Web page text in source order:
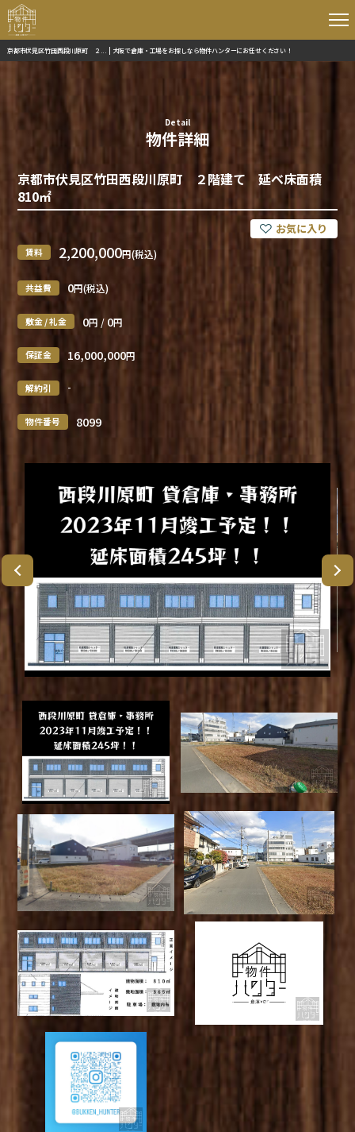
京都市伏見区竹田西段川原町 ２... | 大阪で倉庫・工場をお探しなら物件ハンターにお任せください！
Detail
物件詳細
京都市伏見区竹田西段川原町 ２階建て 延べ床面積
810㎡
賃料 2,200,000円(税込)
共益費 0円(税込)
敷金 / 礼金 0円 / 0円
保証金 16,000,000円
解約引 -
物件番号 8099